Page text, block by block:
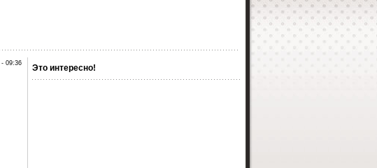
Это интересно!
- 09:36